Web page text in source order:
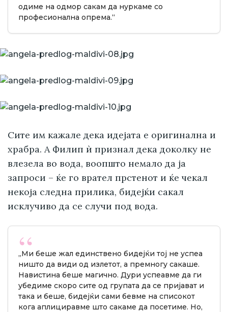
одиме на одмор сакам да нуркаме со
професионална опрема.“
Сите им кажале дека идејата е оригинална и
храбра. А Филип ѝ признал дека доколку не
влезела во вода, воопшто немало да ја
запроси – ќе го врател прстенот и ќе чекал
некоја следна прилика, бидејќи сакал
исклучиво да се случи под вода.
„Ми беше жал единствено бидејќи тој не успеа
ништо да види од излетот, а премногу сакаше.
Навистина беше магично. Дури успеавме да ги
убедиме скоро сите од групата да се пријават и
така и беше, бидејќи сами бевме на списокот
кога аплициравме што сакаме да посетиме. Но,